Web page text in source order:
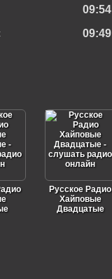
09:54
09:49
Русское Радио
Хайповые
Двадцатые